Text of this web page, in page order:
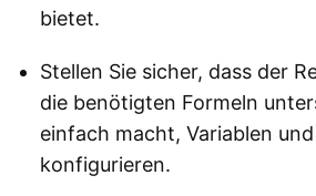
bietet.
Stellen Sie sicher, dass der
die benötigten Formeln
einfach macht, Variablen
konfigurieren.